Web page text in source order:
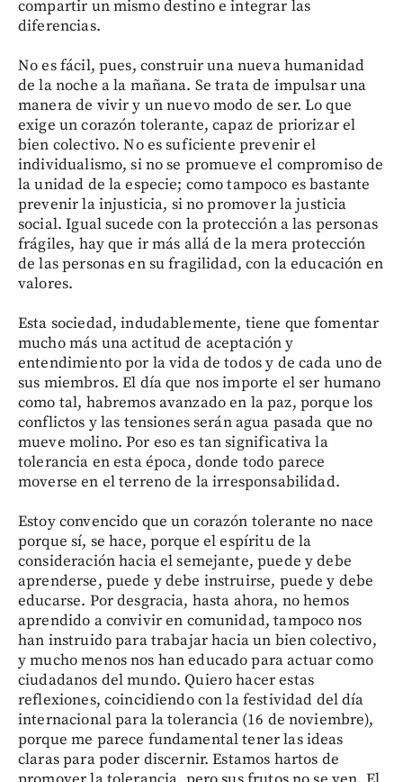
compartir un mismo destino e integrar las
diferencias.
No es fácil, pues, construir una nueva humanidad
de la noche a la mañana. Se trata de impulsar una
manera de vivir y un nuevo modo de ser. Lo que
exige un corazón tolerante, capaz de priorizar el
bien colectivo. No es suficiente prevenir el
individualismo, si no se promueve el compromiso de
la unidad de la especie; como tampoco es bastante
prevenir la injusticia, si no promover la justicia
social. Igual sucede con la protección a las personas
frágiles, hay que ir más allá de la mera protección
de las personas en su fragilidad, con la educación en
valores.
Esta sociedad, indudablemente, tiene que fomentar
mucho más una actitud de aceptación y
entendimiento por la vida de todos y de cada uno de
sus miembros. El día que nos importe el ser humano
como tal, habremos avanzado en la paz, porque los
conflictos y las tensiones serán agua pasada que no
mueve molino. Por eso es tan significativa la
tolerancia en esta época, donde todo parece
moverse en el terreno de la irresponsabilidad.
Estoy convencido que un corazón tolerante no nace
porque sí, se hace, porque el espíritu de la
consideración hacia el semejante, puede y debe
aprenderse, puede y debe instruirse, puede y debe
educarse. Por desgracia, hasta ahora, no hemos
aprendido a convivir en comunidad, tampoco nos
han instruido para trabajar hacia un bien colectivo,
y mucho menos nos han educado para actuar como
ciudadanos del mundo. Quiero hacer estas
reflexiones, coincidiendo con la festividad del día
internacional para la tolerancia (16 de noviembre),
porque me parece fundamental tener las ideas
claras para poder discernir. Estamos hartos de